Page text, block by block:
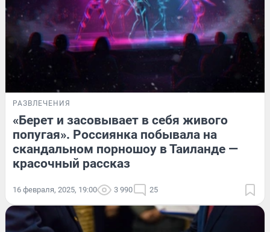
РАЗВЛЕЧЕНИЯ
«Берет и засовывает в себя живого
попугая». Россиянка побывала на
скандальном порношоу в Таиланде —
красочный рассказ
16 февраля, 2025, 19:00 3 990 25